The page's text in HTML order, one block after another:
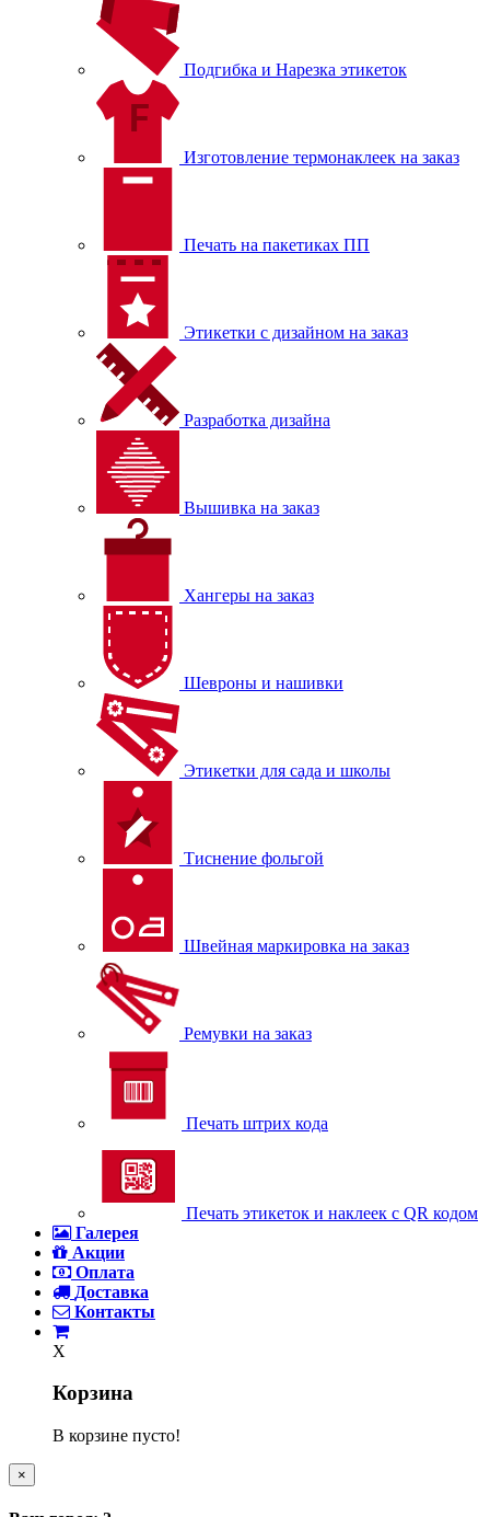
Подгибка и Нарезка этикеток
Изготовление термонаклеек на заказ
Печать на пакетиках ПП
Этикетки с дизайном на заказ
Разработка дизайна
Вышивка на заказ
Хангеры на заказ
Шевроны и нашивки
Этикетки для сада и школы
Тиснение фольгой
Швейная маркировка на заказ
Ремувки на заказ
Печать штрих кода
Печать этикеток и наклеек с QR кодом
Галерея
Акции
Оплата
Доставка
Контакты
X
Корзина
В корзине пусто!
×